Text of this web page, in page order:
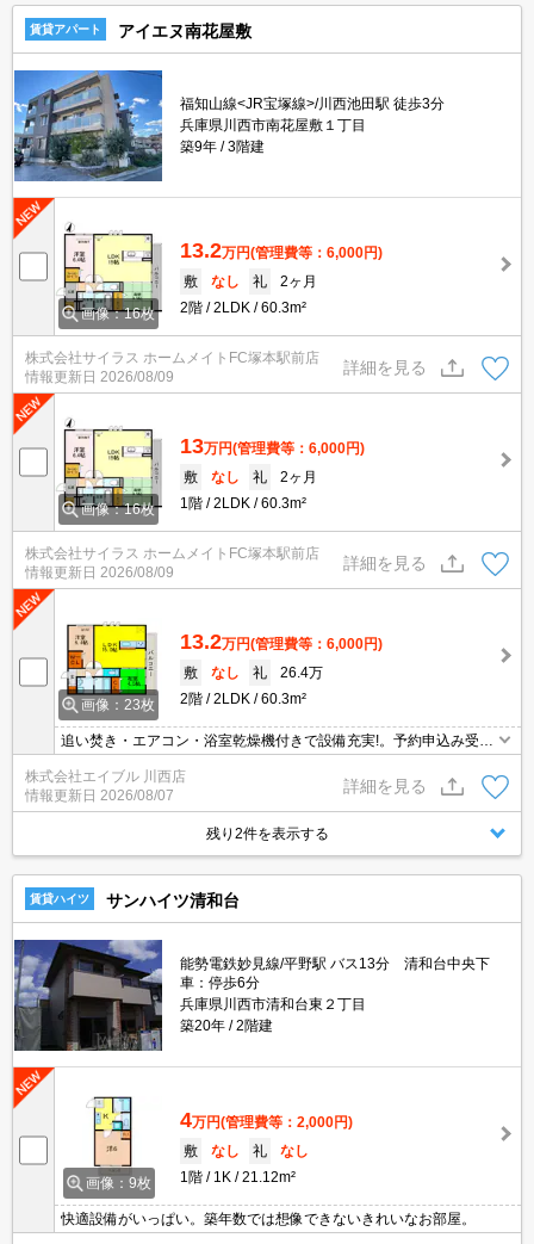
賃貸アパート アイエヌ南花屋敷
福知山線<JR宝塚線>/川西池田駅 徒歩3分
兵庫県川西市南花屋敷１丁目
築9年
3階建
画像：16枚
13.2万円(管理費等：6,000円)
敷
なし 礼
2ヶ月
2階
2LDK 60.3m²
株式会社サイラス ホームメイトFC塚本駅前店
情報更新日 2026/08/09
詳細を見る
画像：16枚
13万円(管理費等：6,000円)
敷
なし 礼
2ヶ月
1階
2LDK 60.3m²
株式会社サイラス ホームメイトFC塚本駅前店
情報更新日 2026/08/09
詳細を見る
画像：23枚
13.2万円(管理費等：6,000円)
敷
なし 礼
26.4万
2階
2LDK 60.3m²
追い焚き・エアコン・浴室乾燥機付きで設備充実!。予約申込み受付
致します!。
株式会社エイブル 川西店
情報更新日 2026/08/07
詳細を見る
残り2件を表示する
賃貸ハイツ サンハイツ清和台
能勢電鉄妙見線/平野駅 バス13分 清和台中央下
車：停歩6分
兵庫県川西市清和台東２丁目
築20年
2階建
画像：9枚
4万円(管理費等：2,000円)
敷
なし 礼
なし
1階
1K 21.12m²
快適設備がいっぱい。築年数では想像できないきれいなお部屋。